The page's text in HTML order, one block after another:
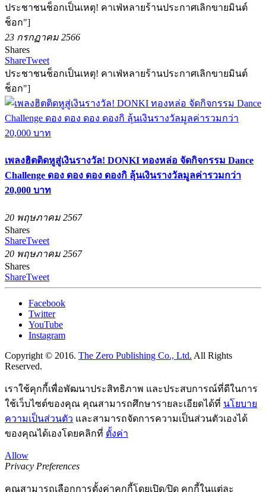
ประชาชนช็อกเป็นเหตุ! คาเฟ่หลายร้านประกาศเลิกขายมินต์
ช็อก"]
23 กรกฏาคม 2566
Shares
ShareTweet
ประชาชนช็อกเป็นเหตุ! คาเฟ่หลายร้านประกาศเลิกขายมินต์
ช็อก"]
เพลงฮิตติดหูสู่เงินรางวัล! DONKI ทองหล่อ จัดกิจกรรม Dance
Challenge ดอง ดอง ดอง ดองกิ ลุ้นเงินรางวัลมูลค่ารวมกว่า
20,000 บาท
20 พฤษภาคม 2567
Shares
ShareTweet
20 พฤษภาคม 2567
Shares
ShareTweet
Facebook
Twitter
YouTube
Instagram
Copyright © 2016. The Zero Publishing Co., Ltd. All Rights
Reserved.
เราใช้คุกกี้เพื่อพัฒนาประสิทธิภาพ และประสบการณ์ที่ดีในการ
ใช้เว็บไซต์ของคุณ คุณสามารถศึกษารายละเอียดได้ที่ นโยบาย
ความเป็นส่วนตัว และสามารถจัดการความเป็นส่วนตัวเองได้
ของคุณได้เองโดยคลิกที่ ตั้งค่า
Allow
Privacy Preferences
คุณสามารถเลือกการตั้งค่าคุกกี้โดยเปิด/ปิด คุกกี้ในแต่ละ